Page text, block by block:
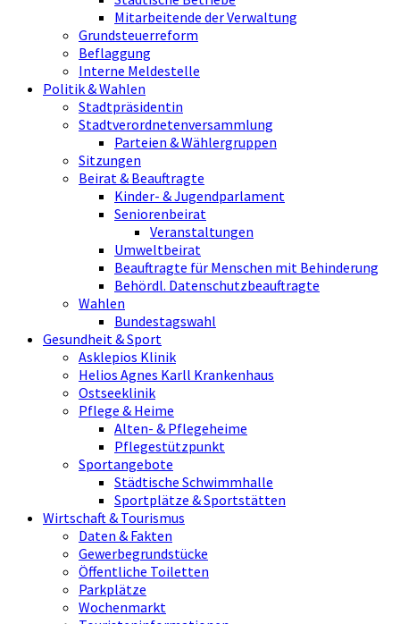
Mitarbeitende der Verwaltung
Grundsteuerreform
Beflaggung
Interne Meldestelle
Politik & Wahlen
Stadtpräsidentin
Stadtverordnetenversammlung
Parteien & Wählergruppen
Sitzungen
Beirat & Beauftragte
Kinder- & Jugendparlament
Seniorenbeirat
Veranstaltungen
Umweltbeirat
Beauftragte für Menschen mit Behinderung
Behördl. Datenschutzbeauftragte
Wahlen
Bundestagswahl
Gesundheit & Sport
Asklepios Klinik
Helios Agnes Karll Krankenhaus
Ostseeklinik
Pflege & Heime
Alten- & Pflegeheime
Pflegestützpunkt
Sportangebote
Städtische Schwimmhalle
Sportplätze & Sportstätten
Wirtschaft & Tourismus
Daten & Fakten
Gewerbegrundstücke
Öffentliche Toiletten
Parkplätze
Wochenmarkt